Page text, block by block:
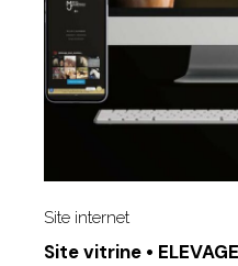
Site internet
Site vitrine •